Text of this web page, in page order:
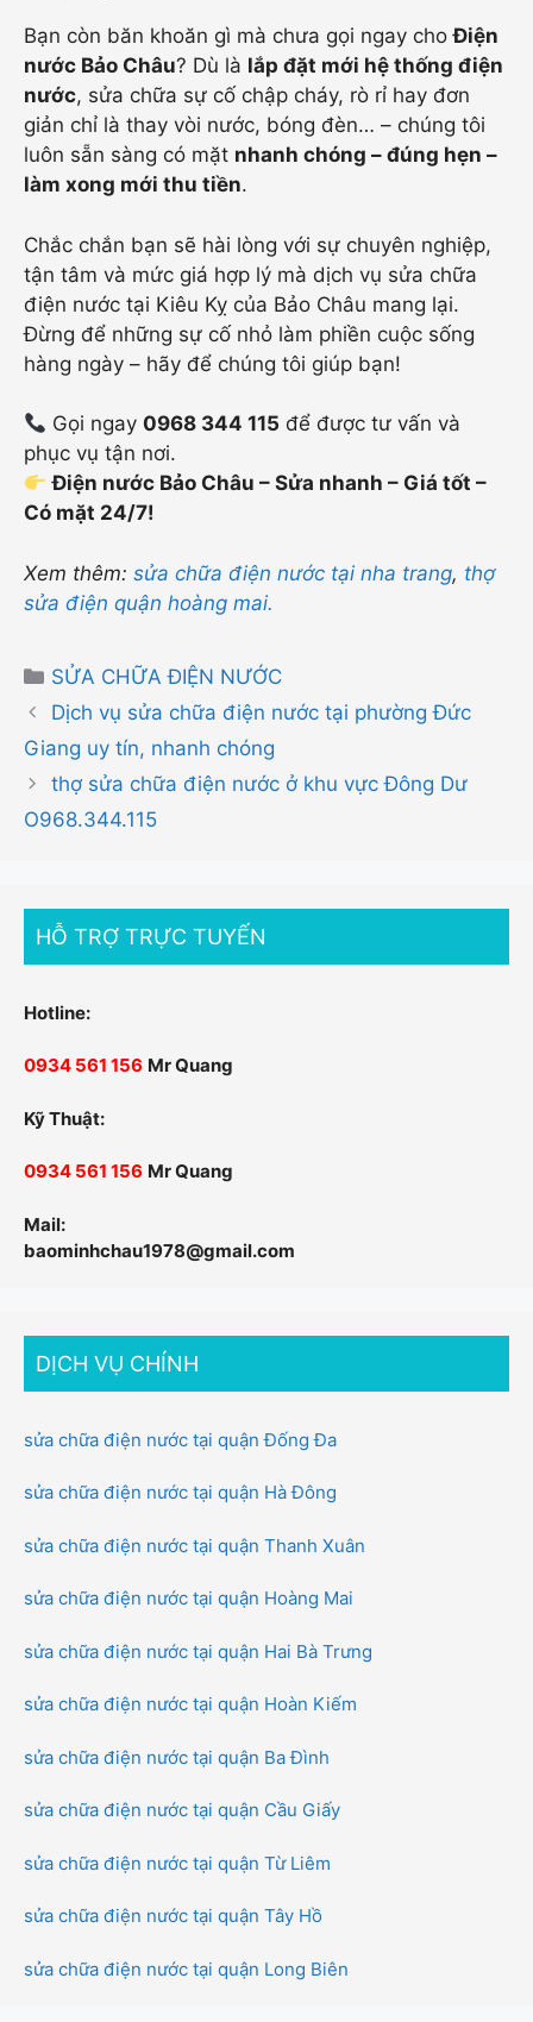
Bạn còn băn khoăn gì mà chưa gọi ngay choĐiện
nước Bảo Châu? Dù là lắp đặt mới hệ thống điện
nước, sửa chữa sự cố chập cháy, rò rỉ hay đơn
giản chỉ là thay vòi nước, bóng đèn… – chúng tôi
luôn sẵn sàng có mặt nhanh chóng – đúng hẹn –
làm xong mới thu tiền.
Chắc chắn bạn sẽ hài lòng với sự chuyên nghiệp,
tận tâm và mức giá hợp lý mà dịch vụ sửa chữa
điện nước tại Kiêu Kỵ của Bảo Châu mang lại.
Đừng để những sự cố nhỏ làm phiền cuộc sống
hàng ngày – hãy để chúng tôi giúp bạn!
Gọi ngay0968 344 115 để được tư vấn và
phục vụ tận nơi.
Điện nước Bảo Châu – Sửa nhanh – Giá tốt –
Có mặt 24/7!
Xem thêm: sửa chữa điện nước tại nha trang, thợ
sửa điện quận hoàng mai.
Danh
mục
SỬA CHỮA ĐIỆN NƯỚC
Dịch vụ sửa chữa điện nước tại phường Đức
Giang uy tín, nhanh chóng
thợ sửa chữa điện nước ở khu vực Đông Dư
O968.344.115
HỖ TRỢ TRỰC TUYẾN
Hotline:
0934 561 156 Mr Quang
Kỹ Thuật:
0934 561 156 Mr Quang
Mail:
baominhchau1978@gmail.com
DỊCH VỤ CHÍNH
sửa chữa điện nước tại quận Đống Đa
sửa chữa điện nước tại quận Hà Đông
sửa chữa điện nước tại quận Thanh Xuân
sửa chữa điện nước tại quận Hoàng Mai
sửa chữa điện nước tại quận Hai Bà Trưng
sửa chữa điện nước tại quận Hoàn Kiếm
sửa chữa điện nước tại quận Ba Đình
sửa chữa điện nước tại quận Cầu Giấy
sửa chữa điện nước tại quận Từ Liêm
sửa chữa điện nước tại quận Tây Hồ
sửa chữa điện nước tại quận Long Biên